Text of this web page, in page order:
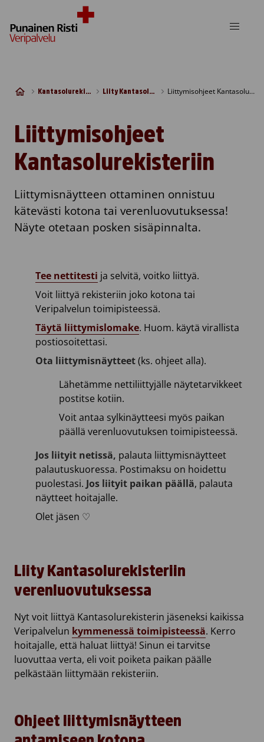
Kantasolurekisteri Liity Kantasolurekisteriin Liittymisohjeet Kantasolurekisteriin
Liittymisohjeet
Kantasolurekisteriin
Liittymisnäytteen ottaminen onnistuu
kätevästi kotona tai verenluovutuksessa!
Näyte otetaan posken sisäpinnalta.
Tee nettitesti ja selvitä, voitko liittyä.
Voit liittyä rekisteriin joko kotona tai
Veripalvelun toimipisteessä.
Täytä liittymislomake. Huom. käytä virallista
postiosoitettasi.
Ota liittymisnäytteet(ks. ohjeet alla).
Lähetämme nettiliittyjälle näytetarvikkeet
postitse kotiin.
Voit antaa sylkinäytteesi myös paikan
päällä verenluovutuksen toimipisteessä.
Jos liityit netissä, palauta liittymisnäytteet
palautuskuoressa. Postimaksu on hoidettu
puolestasi. Jos liityit paikan päällä, palauta
näytteet hoitajalle.
Olet jäsen ♡
Liity Kantasolurekisteriin
verenluovutuksessa
Nyt voit liittyä Kantasolurekisterin jäseneksi kaikissa
Veripalvelun kymmenessä toimipisteessä. Kerro
hoitajalle, että haluat liittyä! Sinun ei tarvitse
luovuttaa verta, eli voit poiketa paikan päälle
pelkästään liittymään rekisteriin.
Ohjeet liittymisnäytteen